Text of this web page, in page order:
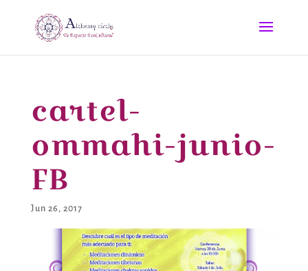
cartel-
ommahi-junio-
FB
Jun 26, 2017